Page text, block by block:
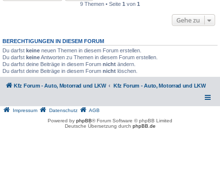
9 Themen • Seite 1 von 1
Gehe zu
BERECHTIGUNGEN IN DIESEM FORUM
Du darfst keine neuen Themen in diesem Forum erstellen.
Du darfst keineAntworten zu Themen in diesem Forum erstellen.
Du darfst deine Beiträge in diesem Forum nicht ändern.
Du darfst deine Beiträge in diesem Forum nicht löschen.
Kfz Forum - Auto, Motorrad und LKW Kfz Forum - Auto, Motorrad und LKW
Impressum Datenschutz
AGB
Powered by phpBB® Forum Software © phpBB Limited
Deutsche Übersetzung durch phpBB.de